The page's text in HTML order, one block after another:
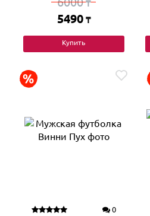
₸
5490 ₸
Купить
0